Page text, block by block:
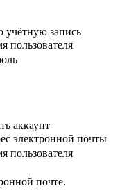
учётную запись
пользователя
аккаунт
электронной почты
пользователя
почте.